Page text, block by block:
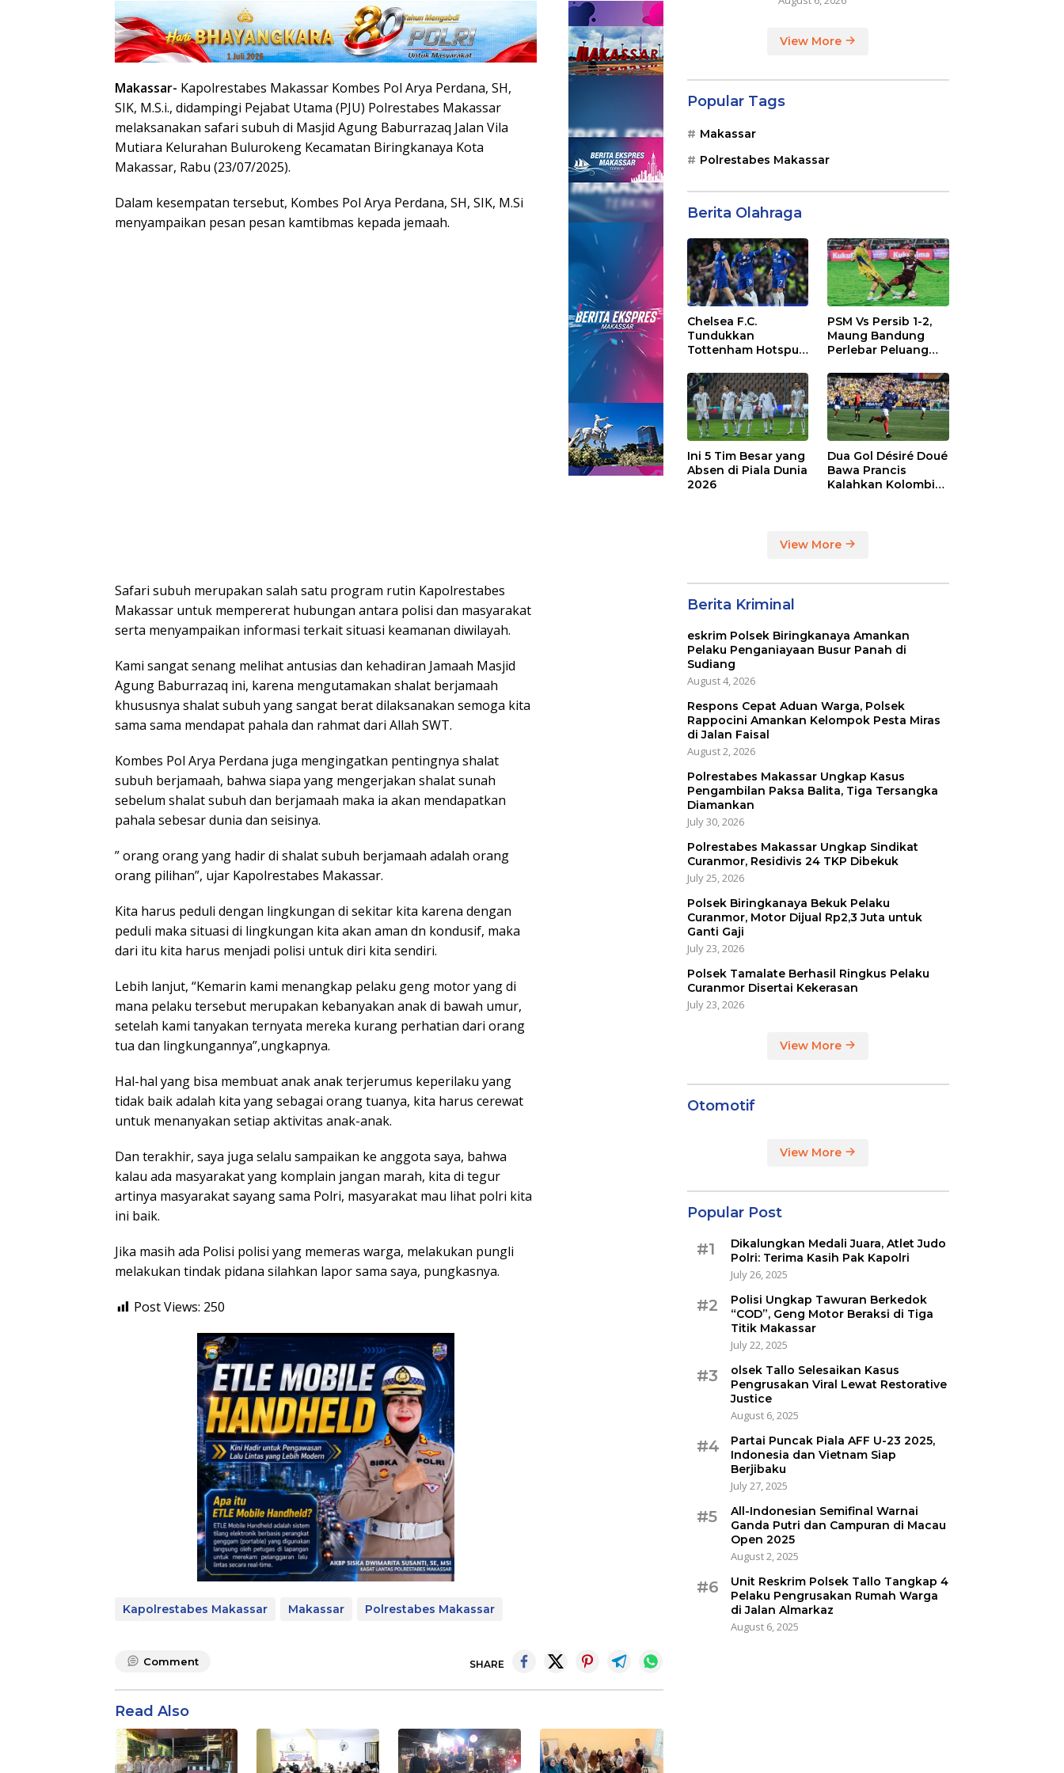
Makassar- Kapolrestabes Makassar Kombes Pol Arya Perdana, SH,
SIK, M.S.i., didampingi Pejabat Utama (PJU) Polrestabes Makassar
melaksanakan safari subuh di Masjid Agung Baburrazaq Jalan Vila
Mutiara Kelurahan Bulurokeng Kecamatan Biringkanaya Kota
Makassar, Rabu (23/07/2025).
Dalam kesempatan tersebut, Kombes Pol Arya Perdana, SH, SIK, M.Si
menyampaikan pesan pesan kamtibmas kepada jemaah.
Safari subuh merupakan salah satu program rutin Kapolrestabes
Makassar untuk mempererat hubungan antara polisi dan masyarakat
serta menyampaikan informasi terkait situasi keamanan diwilayah.
Kami sangat senang melihat antusias dan kehadiran Jamaah Masjid
Agung Baburrazaq ini, karena mengutamakan shalat berjamaah
khususnya shalat subuh yang sangat berat dilaksanakan semoga kita
sama sama mendapat pahala dan rahmat dari Allah SWT.
Kombes Pol Arya Perdana juga mengingatkan pentingnya shalat
subuh berjamaah, bahwa siapa yang mengerjakan shalat sunah
sebelum shalat subuh dan berjamaah maka ia akan mendapatkan
pahala sebesar dunia dan seisinya.
” orang orang yang hadir di shalat subuh berjamaah adalah orang
orang pilihan”, ujar Kapolrestabes Makassar.
Kita harus peduli dengan lingkungan di sekitar kita karena dengan
peduli maka situasi di lingkungan kita akan aman dn kondusif, maka
dari itu kita harus menjadi polisi untuk diri kita sendiri.
Lebih lanjut, “Kemarin kami menangkap pelaku geng motor yang di
mana pelaku tersebut merupakan kebanyakan anak di bawah umur,
setelah kami tanyakan ternyata mereka kurang perhatian dari orang
tua dan lingkungannya”,ungkapnya.
Hal-hal yang bisa membuat anak anak terjerumus keperilaku yang
tidak baik adalah kita yang sebagai orang tuanya, kita harus cerewat
untuk menanyakan setiap aktivitas anak-anak.
Dan terakhir, saya juga selalu sampaikan ke anggota saya, bahwa
kalau ada masyarakat yang komplain jangan marah, kita di tegur
artinya masyarakat sayang sama Polri, masyarakat mau lihat polri kita
ini baik.
Jika masih ada Polisi polisi yang memeras warga, melakukan pungli
melakukan tindak pidana silahkan lapor sama saya, pungkasnya.
Post Views: 250
Kapolrestabes Makassar Makassar Polrestabes Makassar
Comment SHARE
Read Also
View More
Popular Tags
Makassar
Polrestabes Makassar
Berita Olahraga
Chelsea F.C.
Tundukkan
Tottenham Hotspur
Bridge
PSM Vs Persib 1-2,
Maung Bandung
Perlebar Peluang
League
Ini 5 Tim Besar yang
Absen di Piala Dunia
2026
Dua Gol Désiré Doué
Bawa Prancis
Kalahkan Kolombia
View More
Berita Kriminal
eskrim Polsek Biringkanaya Amankan
Pelaku Penganiayaan Busur Panah di
Sudiang
August 4, 2026
Respons Cepat Aduan Warga, Polsek
Rappocini Amankan Kelompok Pesta Miras
di Jalan Faisal
August 2, 2026
Polrestabes Makassar Ungkap Kasus
Pengambilan Paksa Balita, Tiga Tersangka
Diamankan
July 30, 2026
Polrestabes Makassar Ungkap Sindikat
Curanmor, Residivis 24 TKP Dibekuk
July 25, 2026
Polsek Biringkanaya Bekuk Pelaku
Curanmor, Motor Dijual Rp2,3 Juta untuk
Ganti Gaji
July 23, 2026
Polsek Tamalate Berhasil Ringkus Pelaku
Curanmor Disertai Kekerasan
July 23, 2026
View More
Otomotif
View More
Popular Post
#1
Dikalungkan Medali Juara, Atlet Judo
Polri: Terima Kasih Pak Kapolri
July 26, 2025
#2
Polisi Ungkap Tawuran Berkedok
“COD”, Geng Motor Beraksi di Tiga
Titik Makassar
July 22, 2025
#3
olsek Tallo Selesaikan Kasus
Pengrusakan Viral Lewat Restorative
Justice
August 6, 2025
#4
Partai Puncak Piala AFF U-23 2025,
Indonesia dan Vietnam Siap
Berjibaku
July 27, 2025
#5
All-Indonesian Semifinal Warnai
Ganda Putri dan Campuran di Macau
Open 2025
August 2, 2025
#6
Unit Reskrim Polsek Tallo Tangkap 4
Pelaku Pengrusakan Rumah Warga
di Jalan Almarkaz
August 6, 2025